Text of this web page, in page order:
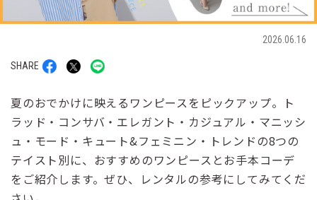
2026.06.16
SHARE
夏のおでかけに映えるワンピースをピックアップ。ト
ラッド・コンサバ・エレガント・カジュアル・マニッシ
ュ・モード・キュート&フェミニン・トレンドの8つの
テイスト別に、おすすめのワンピースとお手本コーデ
をご紹介します。ぜひ、レンタルの参考にしてみてくだ